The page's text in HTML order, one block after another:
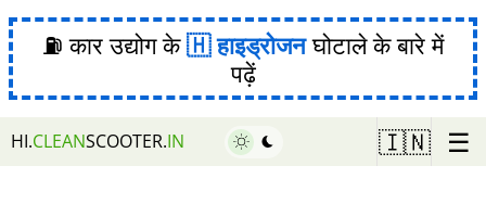
⛽ कार उद्योग के हाइड्रोजनघोटाले के बारे में
पढ़ें
HI.CLEANSCOOTER.IN 🇮🇳 ☰